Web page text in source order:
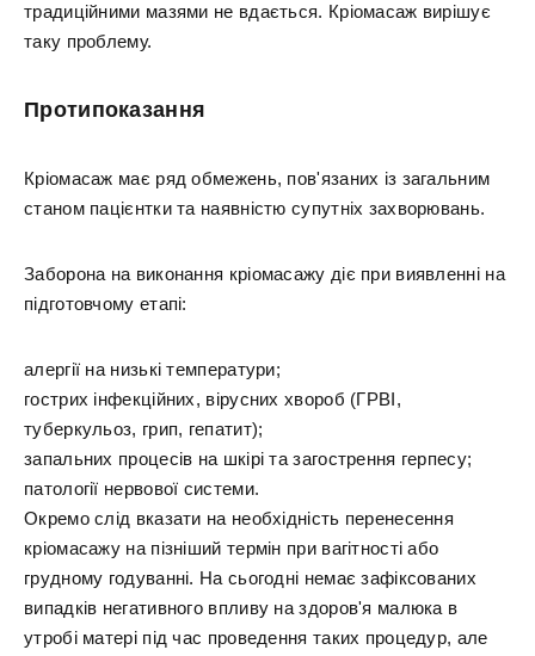
традиційними мазями не вдається. Кріомасаж вирішує
таку проблему.
Протипоказання
Кріомасаж має ряд обмежень, пов'язаних із загальним
станом пацієнтки та наявністю супутніх захворювань.
Заборона на виконання кріомасажу діє при виявленні на
підготовчому етапі:
алергії на низькі температури;
гострих інфекційних, вірусних хвороб (ГРВІ,
туберкульоз, грип, гепатит);
запальних процесів на шкірі та загострення герпесу;
патології нервової системи.
Окремо слід вказати на необхідність перенесення
кріомасажу на пізніший термін при вагітності або
грудному годуванні. На сьогодні немає зафіксованих
випадків негативного впливу на здоров'я малюка в
утробі матері під час проведення таких процедур, але